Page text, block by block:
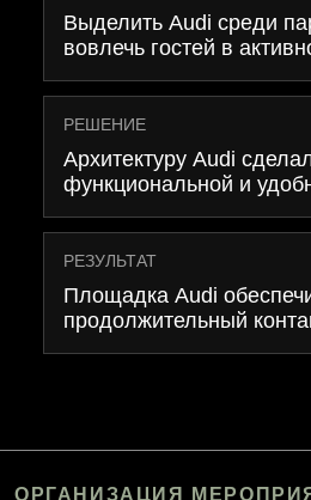
Выделить Audi среди
вовлечь гостей в
РЕШЕНИЕ
Архитектуру Audi
функциональной и
РЕЗУЛЬТАТ
Площадка Audi
продолжительный
ОРГАНИЗАЦИЯ